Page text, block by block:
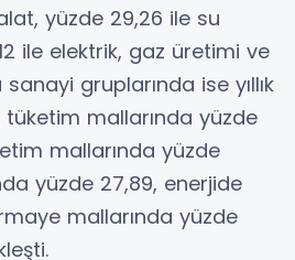
yüzde 29,26 ile su
ile elektrik, gaz üretimi ve
sanayi gruplarında ise yıllık
tüketim mallarında yüzde
mallarında yüzde
yüzde 27,89, enerjide
mallarında yüzde